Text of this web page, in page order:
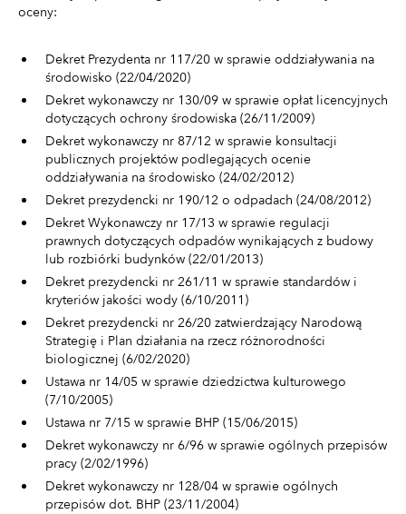
oceny:
Dekret Prezydenta nr 117/20 w sprawie oddziaływania na
środowisko (22/04/2020)
Dekret wykonawczy nr 130/09 w sprawie opłat licencyjnych
dotyczących ochrony środowiska (26/11/2009)
Dekret wykonawczy nr 87/12 w sprawie konsultacji
publicznych projektów podlegających ocenie
oddziaływania na środowisko (24/02/2012)
Dekret prezydencki nr 190/12 o odpadach (24/08/2012)
Dekret Wykonawczy nr 17/13 w sprawie regulacji
prawnych dotyczących odpadów wynikających z budowy
lub rozbiórki budynków (22/01/2013)
Dekret prezydencki nr 261/11 w sprawie standardów i
kryteriów jakości wody (6/10/2011)
Dekret prezydencki nr 26/20 zatwierdzający Narodową
Strategię i Plan działania na rzecz różnorodności
biologicznej (6/02/2020)
Ustawa nr 14/05 w sprawie dziedzictwa kulturowego
(7/10/2005)
Ustawa nr 7/15 w sprawie BHP (15/06/2015)
Dekret wykonawczy nr 6/96 w sprawie ogólnych przepisów
pracy (2/02/1996)
Dekret wykonawczy nr 128/04 w sprawie ogólnych
przepisów dot. BHP (23/11/2004)